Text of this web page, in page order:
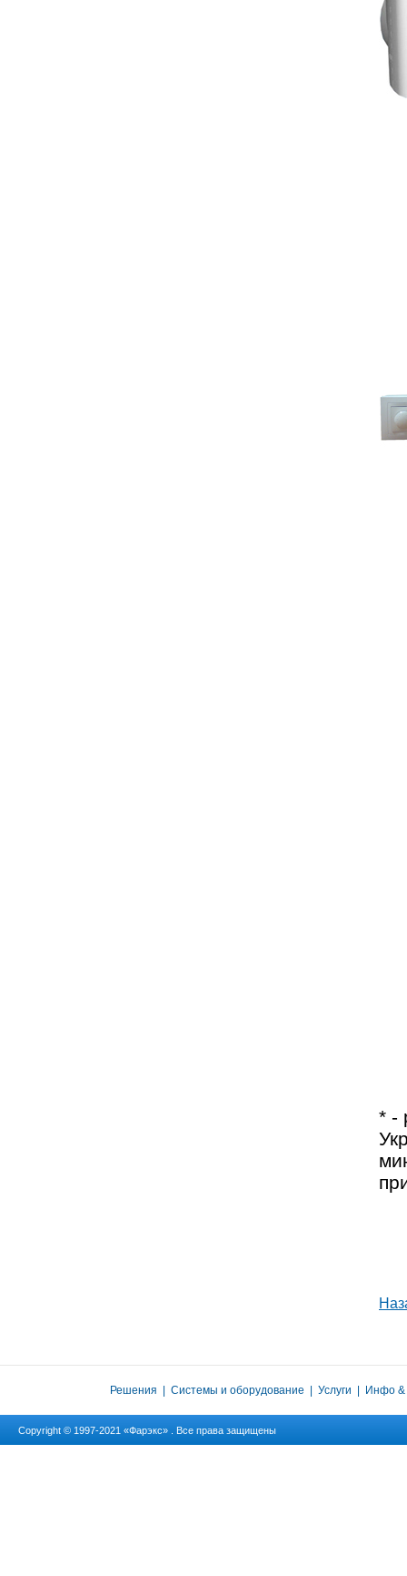
* -
Решения Системы и оборудование Услуги Инфо
Copyright © 1997-2021 «Фарэкс» . Все права защищены